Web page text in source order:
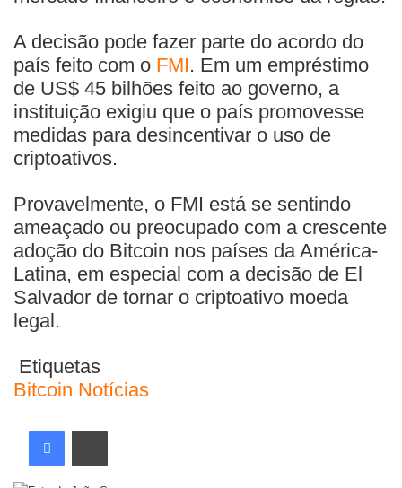
A decisão pode fazer parte do acordo do
país feito com o FMI. Em um empréstimo
de US$ 45 bilhões feito ao governo, a
instituição exigiu que o país promovesse
medidas para desincentivar o uso de
criptoativos.
Provavelmente, o FMI está se sentindo
ameaçado ou preocupado com a crescente
adoção do Bitcoin nos países da América-
Latina, em especial com a decisão de El
Salvador de tornar o criptoativo moeda
legal.
Etiquetas
Bitcoin Notícias